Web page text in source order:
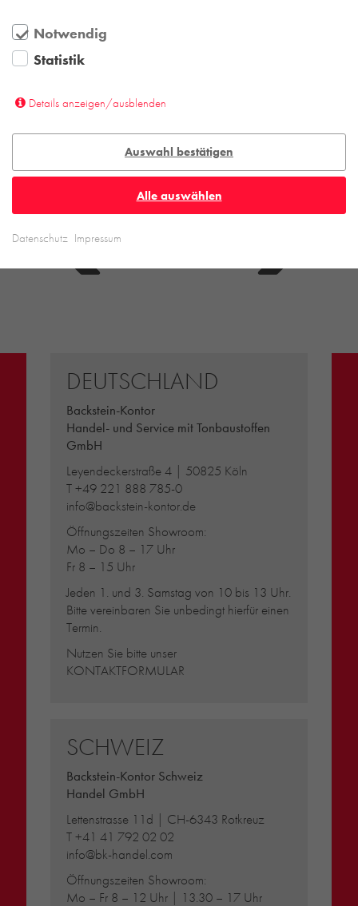
DEUTSCHLAND
Backstein-Kontor
Handel- und Service mit Tonbaustoffen
GmbH
Leyendeckerstraße 4 | 50825 Köln
T+49 221 888 785-0
info@backstein-kontor.de
Öffnungszeiten Showroom:
Mo – Do 8 – 17 Uhr
Fr 8 – 15 Uhr
Jeden 1. und 3. Samstag von 10 bis 13 Uhr.
Bitte vereinbaren Sie unbedingt hierfür einen
Termin.
Nutzen Sie bitte unser
KONTAKTFORMULAR
SCHWEIZ
Backstein-Kontor Schweiz
Handel GmbH
Lettenstrasse 11d | CH-6343 Rotkreuz
T+41 41 792 02 02
info@bk-handel.com
Öffnungszeiten Showroom:
Mo – Fr 8 – 12 Uhr | 13.30 – 17 Uhr
Notwendig
Statistik
Details anzeigen/ausblenden
Auswahl bestätigen
Alle auswählen
Datenschutz Impressum